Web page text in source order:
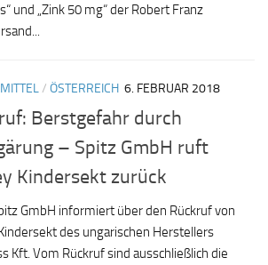
und „Zink 50 mg“ der Robert Franz
/ ÖSTERREICH 6. FEBRUAR 2018
Berstgefahr durch
– Spitz GmbH ruft
Kindersekt zurück
GmbH informiert über den Rückruf von
des ungarischen Herstellers
Kft. Vom Rückruf sind ausschließlich die